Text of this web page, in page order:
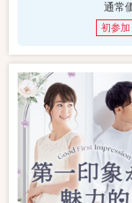
通常
初参加